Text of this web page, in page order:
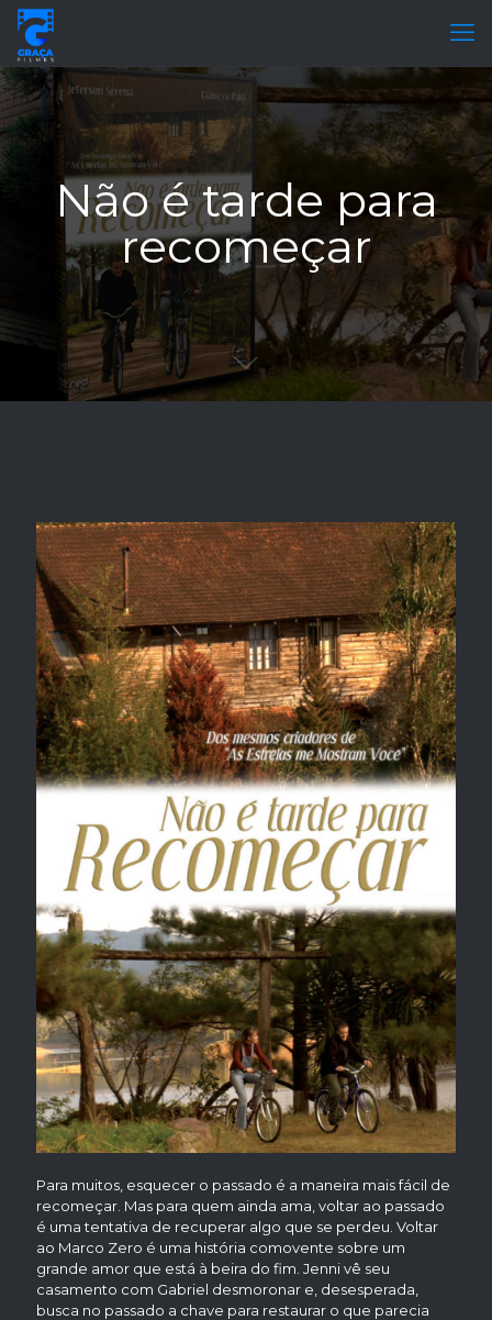
Não é tarde para
recomeçar
Para muitos, esquecer o passado é a maneira mais fácil de
recomeçar. Mas para quem ainda ama, voltar ao passado
é uma tentativa de recuperar algo que se perdeu. Voltar
ao Marco Zero é uma história comovente sobre um
grande amor que está à beira do fim. Jenni vê seu
casamento com Gabriel desmoronar e, desesperada,
busca no passado a chave para restaurar o que parecia